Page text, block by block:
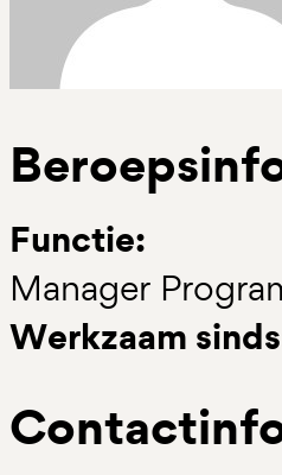
Functie:
Manager
Werkzaam